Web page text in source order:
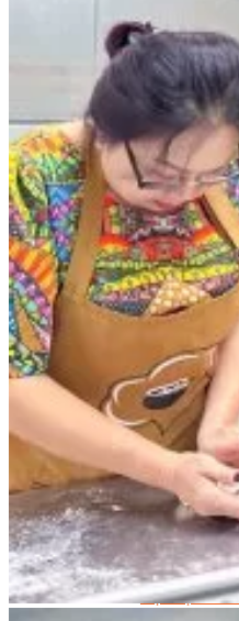
Data
Data
Chuyên Viên
Chuyên
Chuyên
Software
Trọn Bộ
Trọn Bộ
Lập Trình
Tin Học Ứng
Thiết Kế (Design)
Thiết Kế Đồ
Chuyên Viên
3D Game Art
Mỹ Thuật
3D
Mỹ Thuật
Motion
Adobe
Hội Họa
Digital Art
Venus Academy
Sunny STEAM
Trại Hè Kỹ
Trại Hè
Chuyên Đề
Chuyên Đề
Khóa Học
Hội Họa